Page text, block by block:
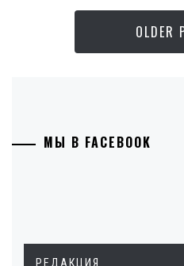
OLDER
МЫ В FACEBOOK
РЕДАКЦИЯ